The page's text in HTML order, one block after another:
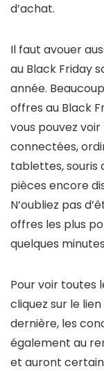
d’achat.
Il faut avouer
au Black Friday
année.
offres au Black
vous pouvez
connectées,
tablettes, souris
pièces encore
N’oubliez pas
offres les plus
quelques
Pour voir toutes
cliquez sur le
dernière, les
également au
et auront